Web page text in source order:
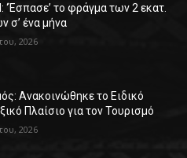
‘Έσπασε’ το φράγμα των 2 εκατ.
σ’ ένα μήνα
2026
Ανακοινώθηκε το Ειδικό
Πλαίσιο για τον Τουρισμό
2026